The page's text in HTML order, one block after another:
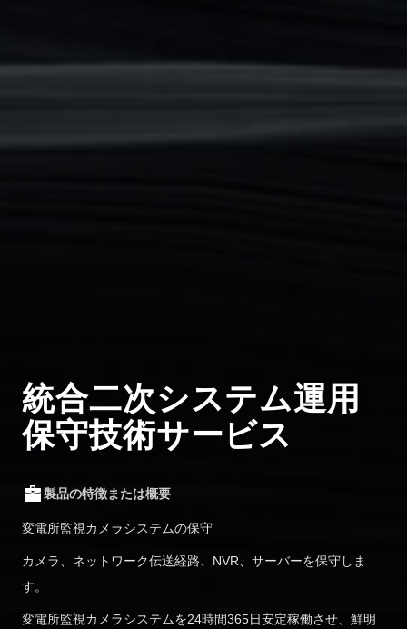
統合二次システム運用
保守技術サービス
製品の特徴または概要
変電所監視カメラシステムの保守
カメラ、ネットワーク伝送経路、NVR、サーバーを保守しま
す。
変電所監視カメラシステムを24時間365日安定稼働させ、鮮明